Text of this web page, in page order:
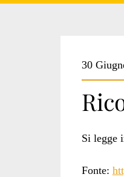
30
Si legge
Fonte: